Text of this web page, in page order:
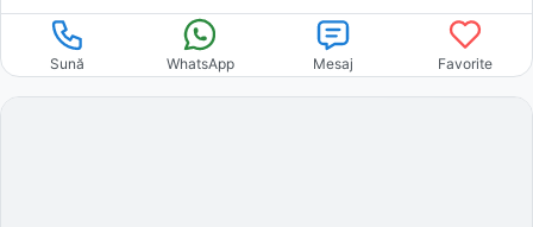
Sună WhatsApp Mesaj Favorite